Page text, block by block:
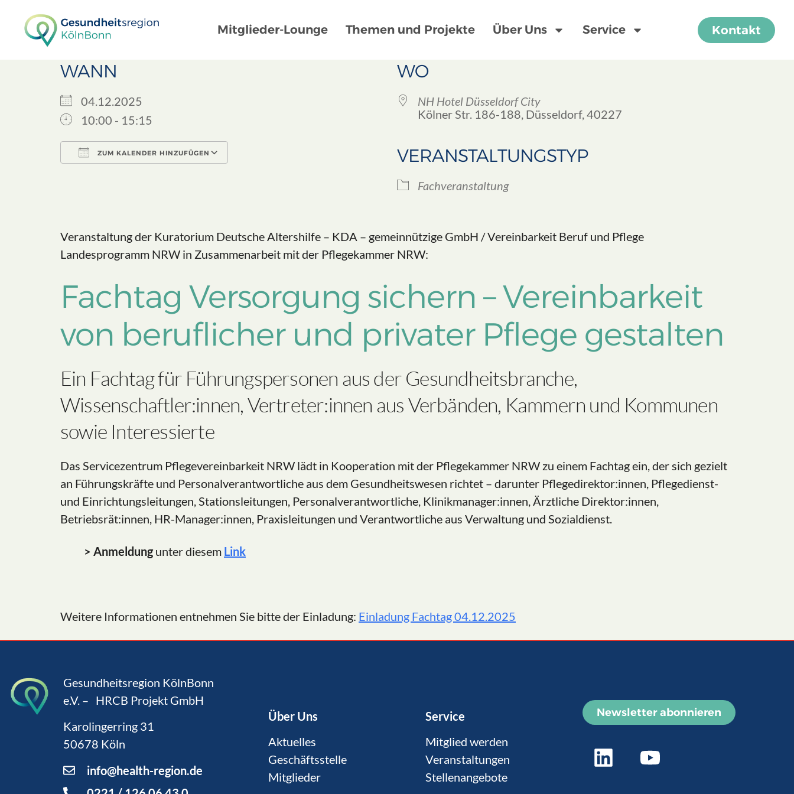
Mitglieder-Lounge Themen und Projekte Über Uns Service Kontakt
WANN
04.12.2025
10:00 - 15:15
ZUM KALENDER HINZUFÜGEN
iCalendar
WO
NH Hotel Düsseldorf City
Kölner Str. 186-188, Düsseldorf, 40227
VERANSTALTUNGSTYP
Fachveranstaltung
Veranstaltung der Kuratorium Deutsche Altershilfe – KDA – gemeinnützige GmbH / Vereinbarkeit Beruf und Pflege
Landesprogramm NRW in Zusammenarbeit mit der Pflegekammer NRW:
Fachtag Versorgung sichern – Vereinbarkeit
von beruflicher und privater Pflege gestalten
Ein Fachtag für Führungspersonen aus der Gesundheitsbranche,
Wissenschaftler:innen, Vertreter:innen aus Verbänden, Kammern und Kommunen
sowie Interessierte
Das Servicezentrum Pflegevereinbarkeit NRW lädt in Kooperation mit der Pflegekammer NRW zu einem Fachtag ein, der sich gezielt
an Führungskräfte und Personalverantwortliche aus dem Gesundheitswesen richtet – darunter Pflegedirektor:innen, Pflegedienst-
und Einrichtungsleitungen, Stationsleitungen, Personalverantwortliche, Klinikmanager:innen, Ärztliche Direktor:innen,
Betriebsrät:innen, HR-Manager:innen, Praxisleitungen und Verantwortliche aus Verwaltung und Sozialdienst.
> Anmeldungunter diesem Link
Weitere Informationen entnehmen Sie bitte der Einladung: Einladung Fachtag 04.12.2025
Gesundheitsregion KölnBonn
e.V. – HRCB Projekt GmbH
Karolingerring 31
50678 Köln
info@health-region.de
Über Uns
Aktuelles
Geschäftsstelle
Mitglieder
Service
Mitglied werden
Veranstaltungen
Stellenangebote
Newsletter abonnieren